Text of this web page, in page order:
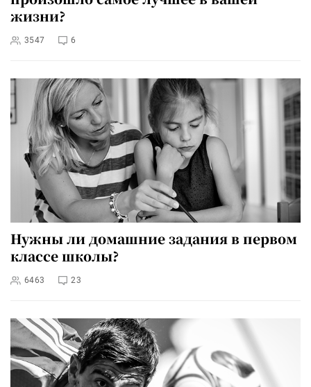
жизни?
3547 6
Нужны ли домашние задания в первом
классе школы?
6463 23